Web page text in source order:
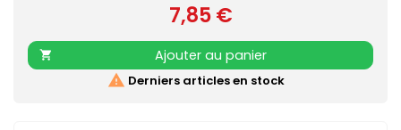
davantage de confort Nylon ultra-résistant Boucle laquée
noire Couleur acidulée qui soulignera tout type de pelage.
Existe aussi en vert, rouge, orange, noir, mauve, rose, gris
et beige
Prix
7,85 €

Ajouter au panier
 Derniers articles en stock